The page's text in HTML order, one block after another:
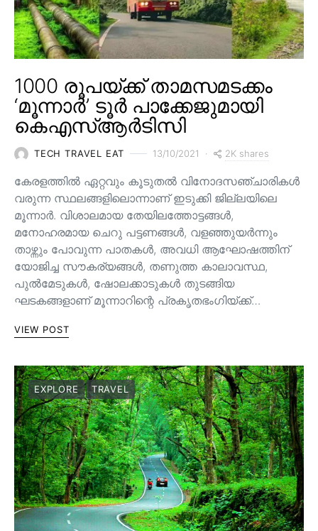
1000 രൂപയ്ക്ക് താമസമടക്കം
‘മൂന്നാർ’ ടൂർ പാക്കേജുമായി
കെഎസ്ആർടിസി
TECH TRAVEL EAT 13/10/2021 2K shares
കേരളത്തിൽ ഏറ്റവും കൂടുതൽ വിനോദസഞ്ചാരികൾ
വരുന്ന സ്ഥലങ്ങളിലൊന്നാണ് ഇടുക്കി ജില്ലയിലെ
മൂന്നാർ. വിശാലമായ തേയിലത്തോട്ടങ്ങള്‍,
മനോഹരമായ ചെറു പട്ടണങ്ങള്‍, വളഞ്ഞുയര്‍ന്നും
താഴ്ന്നും പോവുന്ന പാതകള്‍, അവധി ആഘോഷത്തിന്
യോജിച്ച സൗകര്യങ്ങള്‍, തണുത്ത കാലാവസ്ഥ,
പുൽമേടുകൾ, ഷോലക്കാടുകൾ തുടങ്ങിയ
ഘടകങ്ങളാണ് മൂന്നാറിന്റെ പ്രകൃതഭംഗിയ്ക്ക്…
VIEW POST
EXPLORE TRAVEL